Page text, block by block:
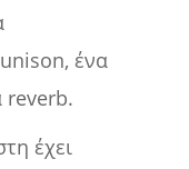
ένα
reverb.
έχει